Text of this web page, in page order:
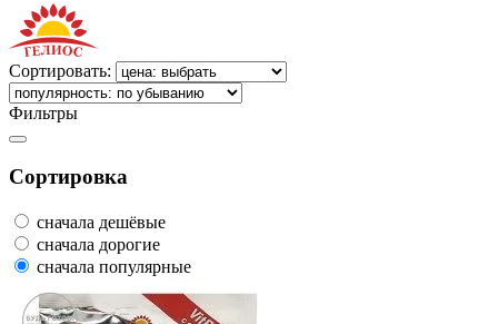
Сортировать:
Фильтры
Сортировка
сначала дешёвые
сначала дорогие
сначала популярные